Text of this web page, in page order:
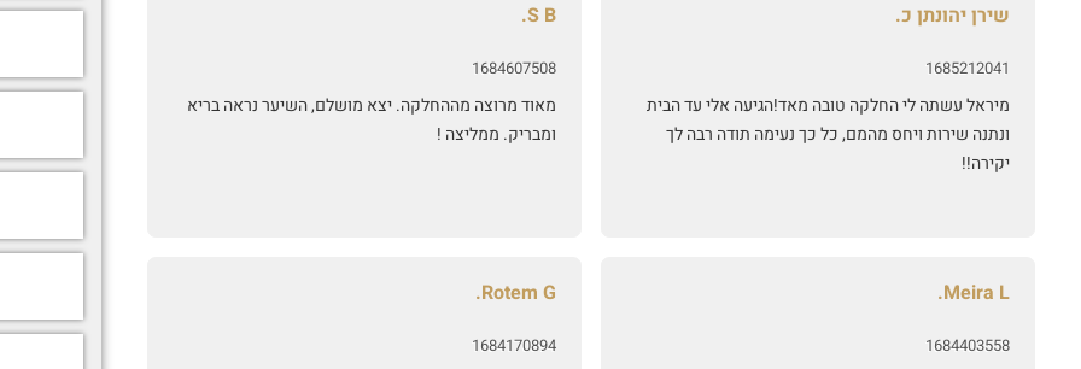
שירן יהונתן כ.
1685212041
מיראל עשתה לי החלקה טובה מאד!הגיעה אלי עד הבית
ונתנה שירות ויחס מהמם, כל כך נעימה תודה רבה לך
יקירה!!
S B.
1684607508
מאוד מרוצה מההחלקה. יצא מושלם, השיער נראה בריא
ומבריק. ממליצה !
Meira L.
1684403558
Rotem G.
1684170894